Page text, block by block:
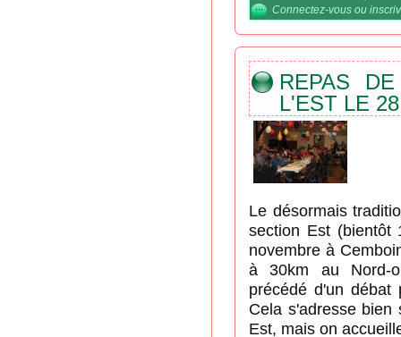
Connectez-vous ou
REPAS
L'EST LE
Le désormais
section Est (bientôt
novembre à
à 30km au Nord-
précédé d'un
Cela s'adresse bien
Est, mais on